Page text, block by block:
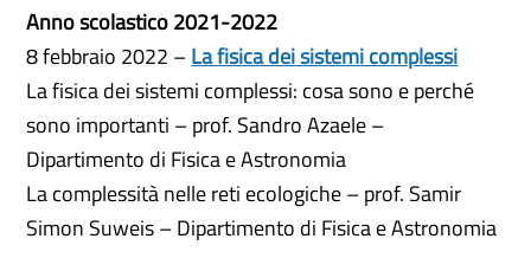
Anno scolastico 2021-2022
8 febbraio 2022 –La fisica dei sistemi complessi
La fisica dei sistemi complessi: cosa sono e perché
sono importanti – prof. Sandro Azaele –
Dipartimento di Fisica e Astronomia
La complessità nelle reti ecologiche – prof. Samir
Simon Suweis – Dipartimento di Fisica e Astronomia